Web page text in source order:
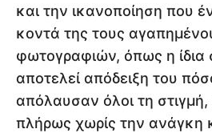
και την ικανοποίηση που
κοντά της τους
φωτογραφιών, όπως η ίδια
αποτελεί απόδειξη του
απόλαυσαν όλοι τη
πλήρως χωρίς την ανάγκη